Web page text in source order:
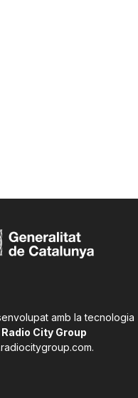
amb la tecnologia
Radio City Group
.